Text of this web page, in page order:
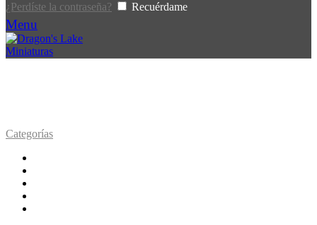
¿Perdíste la contraseña? Recuérdame
Menu
Categorías